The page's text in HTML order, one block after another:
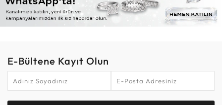
E-Bültene Kayıt Olun